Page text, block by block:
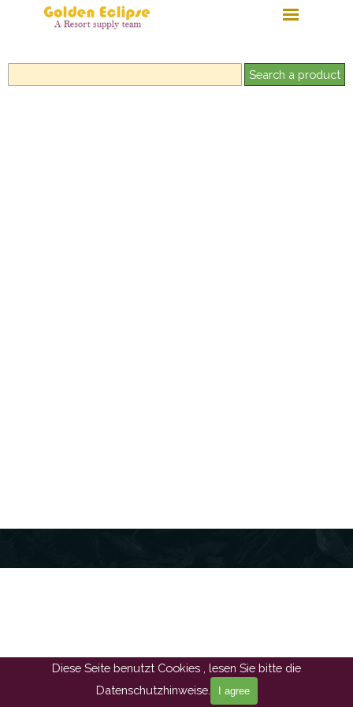
Search a product
Diese Seite benutzt Cookies , lesen Sie bitte die
Datenschutzhinweise.
I agree